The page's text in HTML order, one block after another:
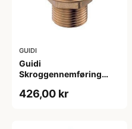
GUIDI
Guidi
Skroggennemføring
426,00 kr